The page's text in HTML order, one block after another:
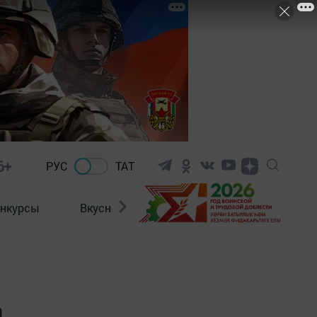
РУС ТАТ
Вкусности Фотогалерея